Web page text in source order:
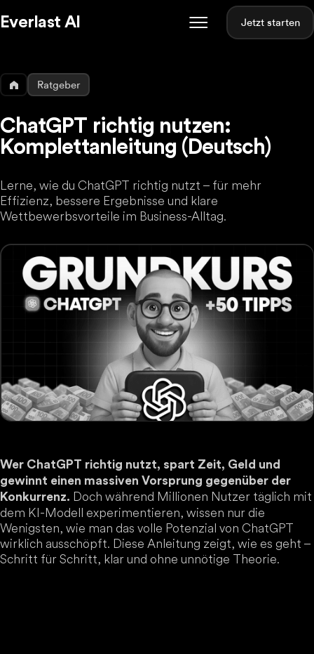
Everlast AI Jetzt starten
Ratgeber
ChatGPT richtig nutzen:
Komplettanleitung (Deutsch)
Lerne, wie du ChatGPT richtig nutzt – für mehr
Effizienz, bessere Ergebnisse und klare
Wettbewerbsvorteile im Business-Alltag.
Wer ChatGPT richtig nutzt, spart Zeit, Geld und
gewinnt einen massiven Vorsprung gegenüber der
Konkurrenz. Doch während Millionen Nutzer täglich mit
dem KI-Modell experimentieren, wissen nur die
Wenigsten, wie man das volle Potenzial von ChatGPT
wirklich ausschöpft. Diese Anleitung zeigt, wie es geht –
Schritt für Schritt, klar und ohne unnötige Theorie.